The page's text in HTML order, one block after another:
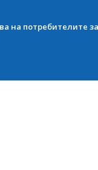
на потребителите